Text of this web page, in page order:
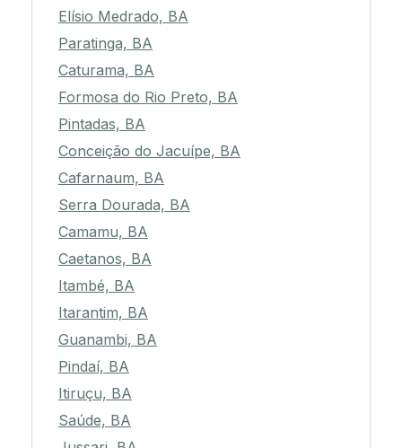
Elísio Medrado, BA
Paratinga, BA
Caturama, BA
Formosa do Rio Preto, BA
Pintadas, BA
Conceição do Jacuípe, BA
Cafarnaum, BA
Serra Dourada, BA
Camamu, BA
Caetanos, BA
Itambé, BA
Itarantim, BA
Guanambi, BA
Pindaí, BA
Itiruçu, BA
Saúde, BA